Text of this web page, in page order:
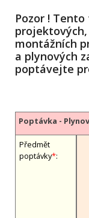
Pozor !
montážních
a plynových
poptávejte
Poptávka -
Předmět
poptávky*: